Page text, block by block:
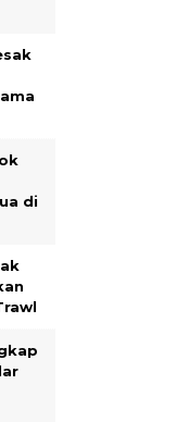
WALHI Catat
Hektar Tutupan
di